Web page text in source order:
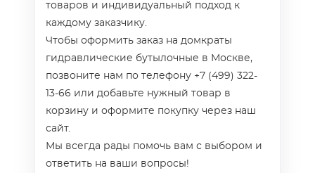
товаров и индивидуальный подход к
каждому заказчику.
Чтобы оформить заказ на домкраты
гидравлические бутылочные в Москве,
позвоните нам по телефону +7 (499) 322-
13-66 или добавьте нужный товар в
корзину и оформите покупку через наш
сайт.
Мы всегда рады помочь вам с выбором и
ответить на ваши вопросы!